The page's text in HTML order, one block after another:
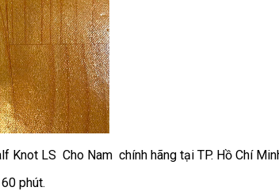
Knot LS Cho Nam chính hãng tại TP. Hồ Chí
phút.